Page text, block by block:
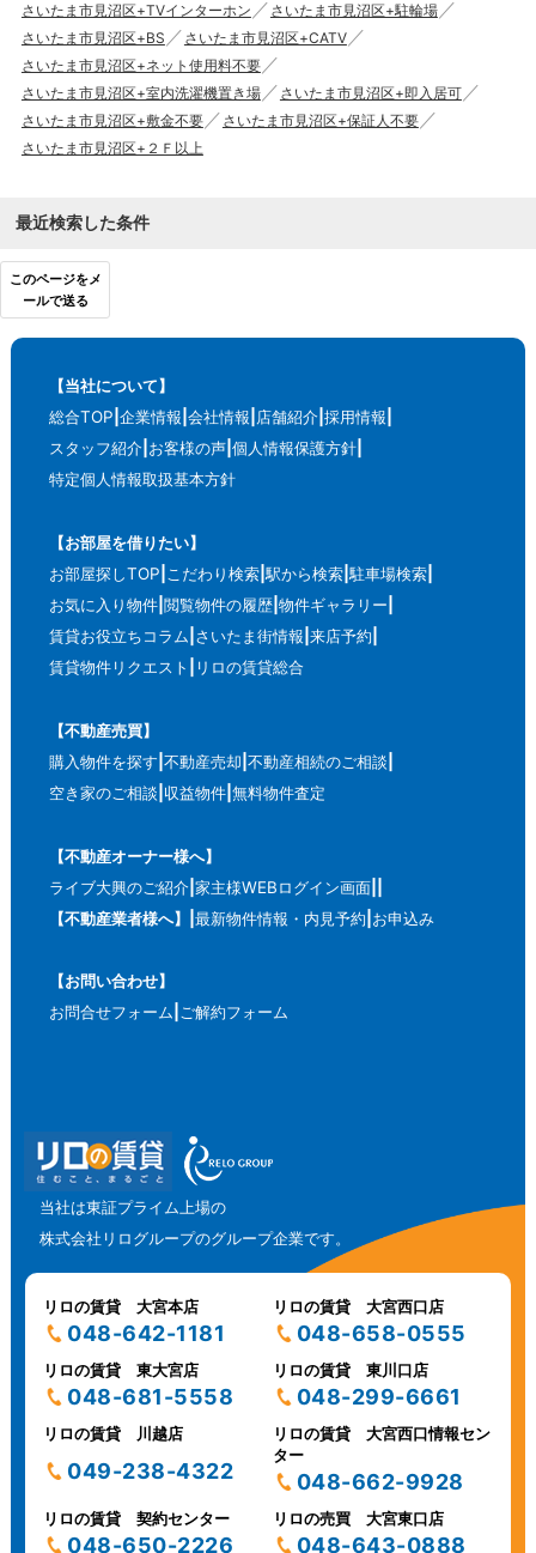
さいたま市見沼区+TVインターホン
さいたま市見沼区+駐輪場
さいたま市見沼区+BS
さいたま市見沼区+CATV
さいたま市見沼区+ネット使用料不要
さいたま市見沼区+室内洗濯機置き場
さいたま市見沼区+即入居可
さいたま市見沼区+敷金不要
さいたま市見沼区+保証人不要
さいたま市見沼区+２Ｆ以上
最近検索した条件
このページをメ
ールで送る
【当社について】
総合TOP 企業情報 会社情報 店舗紹介 採用情報
スタッフ紹介 お客様の声 個人情報保護方針
特定個人情報取扱基本方針
【お部屋を借りたい】
お部屋探しTOP こだわり検索 駅から検索 駐車場検索
お気に入り物件 閲覧物件の履歴 物件ギャラリー
賃貸お役立ちコラム さいたま街情報 来店予約
賃貸物件リクエスト
リロの賃貸総合
【不動産売買】
購入物件を探す 不動産売却 不動産相続のご相談
空き家のご相談 収益物件 無料物件査定
【不動産オーナー様へ】
ライブ大興のご紹介 家主様WEBログイン画面
【不動産業者様へ】
最新物件情報・内見予約 お申込み
【お問い合わせ】
お問合せフォーム ご解約フォーム
当社は東証プライム上場の
株式会社リログループのグループ企業です。
リロの賃貸 大宮本店
048-642-1181
リロの賃貸 大宮西口店
048-658-0555
リロの賃貸 東大宮店
048-681-5558
リロの賃貸 東川口店
048-299-6661
リロの賃貸 川越店
049-238-4322
リロの賃貸 大宮西口情報セン
ター
048-662-9928
リロの賃貸 契約センター
048-650-2226
リロの売買 大宮東口店
048-643-0888